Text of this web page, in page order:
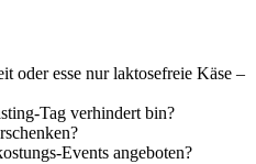
oder esse nur laktosefreie Käse –
Tag verhindert bin?
Events angeboten?